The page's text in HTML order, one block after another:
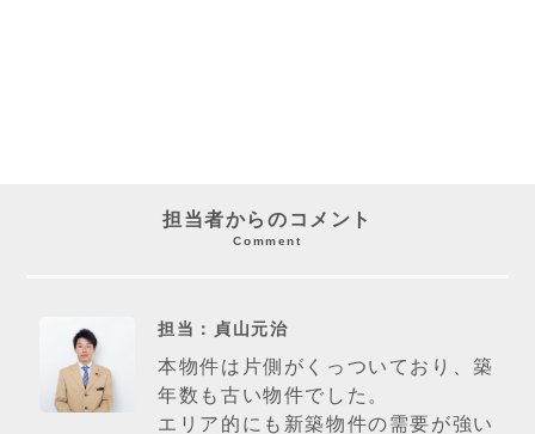
担当者からのコメント
Comment
担当：貞山元治
本物件は片側がくっついており、築
年数も古い物件でした。
エリア的にも新築物件の需要が強い